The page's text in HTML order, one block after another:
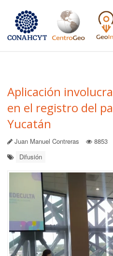
Aplicación
en el registro del
Yucatán
Juan Manuel Contreras
8853
Difusión